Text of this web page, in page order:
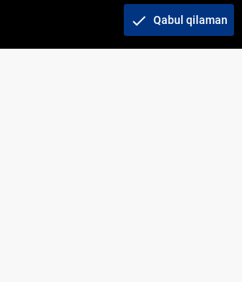
tashkil etish" AJ. Barcha huquqlar himoyalangan
check Qabul qilaman